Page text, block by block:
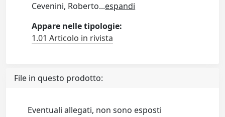
Cevenini, Roberto...espandi
Appare nelle tipologie:
1.01 Articolo in rivista
File in questo prodotto:
Eventuali allegati, non sono esposti